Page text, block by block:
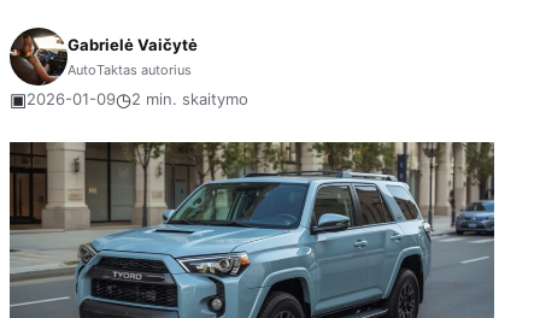
Gabrielė Vaičytė
AutoTaktas autorius
▣2026-01-09◷2 min. skaitymo